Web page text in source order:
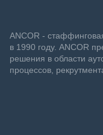
ANCOR -
в 1990 году. ANCOR
решения в области
процессов,